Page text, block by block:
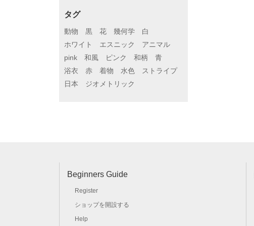
タグ
動物 黒 花 幾何学
白
ホワイト
エスニック
アニマル
pink
和風 ピンク 和柄
青
浴衣
赤 着物 水色
ストライプ
日本
ジオメトリック
Beginners Guide
Register
ショップを開設する
Help